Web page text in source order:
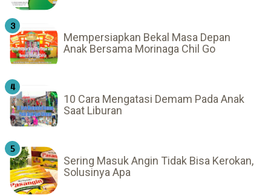
Mempersiapkan Bekal Masa Depan
Anak Bersama Morinaga Chil Go
10 Cara Mengatasi Demam Pada Anak
Saat Liburan
Sering Masuk Angin Tidak Bisa Kerokan,
Solusinya Apa